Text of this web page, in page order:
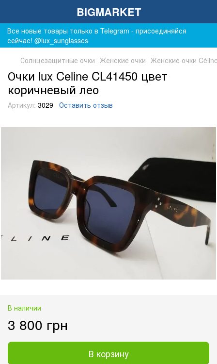
BIGMARKET
Все новые товары только в Telegram - присоединяйся
сейчас! @lux_sunglasses
Солнцезащитные очки Женские очки Женские очки
Очки lux Celine CL41450 цвет
коричневый лео
Артикул: 3029 Оставить отзыв
В наличии
3 800 грн
В корзину